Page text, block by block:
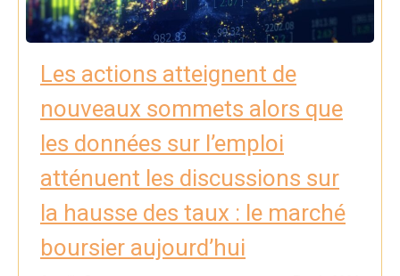
Les actions atteignent de
nouveaux sommets alors que
les données sur l’emploi
atténuent les discussions sur
la hausse des taux : le marché
boursier aujourd’hui